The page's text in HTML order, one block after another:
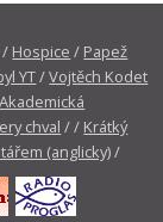
/ Hospice / Papež
YT/Vojtěch Kodet
Akademická
chval / / Krátký
(anglicky)/